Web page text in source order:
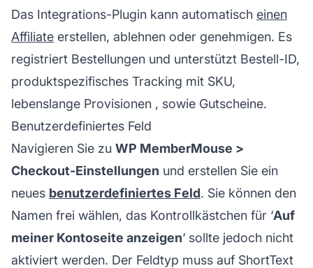
Das Integrations-Plugin kann automatisch einen
Affiliate erstellen, ablehnen oder genehmigen. Es
registriert Bestellungen und unterstützt Bestell-ID,
produktspezifisches Tracking mit SKU,
lebenslange Provisionen , sowie Gutscheine.
Benutzerdefiniertes Feld
Navigieren Sie zu WP MemberMouse >
Checkout-Einstellungen und erstellen Sie ein
neues benutzerdefiniertes Feld. Sie können den
Namen frei wählen, das Kontrollkästchen für ‘Auf
meiner Kontoseite anzeigen‘ sollte jedoch nicht
aktiviert werden. Der Feldtyp muss auf ShortText